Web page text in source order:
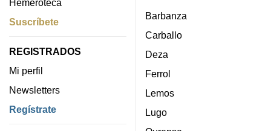
Hemeroteca
Suscríbete
REGISTRADOS
Mi perfil
Newsletters
Regístrate
Barbanza
Carballo
Deza
Ferrol
Lemos
Lugo